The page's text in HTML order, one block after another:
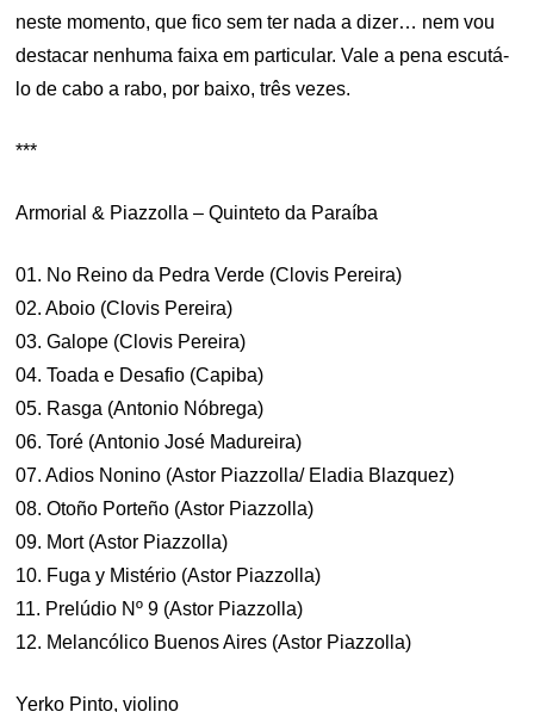
neste momento, que fico sem ter nada a dizer… nem vou
destacar nenhuma faixa em particular. Vale a pena escutá-
lo de cabo a rabo, por baixo, três vezes.
***
Armorial & Piazzolla – Quinteto da Paraíba
01. No Reino da Pedra Verde (Clovis Pereira)
02. Aboio (Clovis Pereira)
03. Galope (Clovis Pereira)
04. Toada e Desafio (Capiba)
05. Rasga (Antonio Nóbrega)
06. Toré (Antonio José Madureira)
07. Adios Nonino (Astor Piazzolla/ Eladia Blazquez)
08. Otoño Porteño (Astor Piazzolla)
09. Mort (Astor Piazzolla)
10. Fuga y Mistério (Astor Piazzolla)
11. Prelúdio Nº 9 (Astor Piazzolla)
12. Melancólico Buenos Aires (Astor Piazzolla)
Yerko Pinto, violino